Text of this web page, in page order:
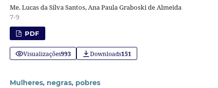
Me. Lucas da Silva Santos, Ana Paula Graboski de Almeida
7-9
PDF
Visualizações993 Downloads151
Mulheres, negras, pobres